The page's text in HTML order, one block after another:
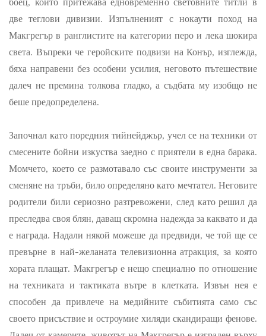
боец, който притежава едновременно световните титли в
две теглови дивизии. Изпълненият с нокаути поход на
Макгрегър в ранглистите на категории перо и лека шокира
света. Въпреки че геройските подвизи на Конър, изглежда,
бяха направени без особени усилия, неговото пътешествие
далеч не премина толкова гладко, а съдбата му изобщо не
беше предопределена.
Започнал като поредния тийнейджър, учел се на техники от
смесените бойни изкуства заедно с приятели в една барака.
Момчето, което се размотавало със своите инструменти за
сменяне на тръби, било определяно като мечтател. Неговите
родители били сериозно разтревожени, след като решил да
преследва своя блян, даващ скромна надежда за каквато и да
е награда. Надали някой можеше да предвиди, че той ще се
превърне в най-желаната телевизионна атракция, за която
хората плащат. Макгрегър е нещо специално по отношение
на техниката и тактиката вътре в клетката. Извън нея е
способен да привлече на медийните събитията само със
своето присъствие и остроумие хиляди скандиращи фенове.